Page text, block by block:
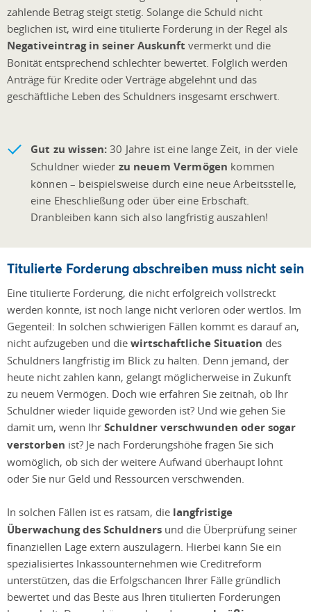
zahlende Betrag steigt stetig. Solange die Schuld nicht
beglichen ist, wird eine titulierte Forderung in der Regel als
Negativeintrag in seiner Auskunft vermerkt und die
Bonität entsprechend schlechter bewertet. Folglich werden
Anträge für Kredite oder Verträge abgelehnt und das
geschäftliche Leben des Schuldners insgesamt erschwert.
Gut zu wissen:30 Jahre ist eine lange Zeit, in der viele
Schuldner wieder zu neuem Vermögen kommen
können – beispielsweise durch eine neue Arbeitsstelle,
eine Eheschließung oder über eine Erbschaft.
Dranbleiben kann sich also langfristig auszahlen!
Titulierte Forderung abschreiben muss nicht sein
Eine titulierte Forderung, die nicht erfolgreich vollstreckt
werden konnte, ist noch lange nicht verloren oder wertlos. Im
Gegenteil: In solchen schwierigen Fällen kommt es darauf an,
nicht aufzugeben und die wirtschaftliche Situation des
Schuldners langfristig im Blick zu halten. Denn jemand, der
heute nicht zahlen kann, gelangt möglicherweise in Zukunft
zu neuem Vermögen. Doch wie erfahren Sie zeitnah, ob Ihr
Schuldner wieder liquide geworden ist? Und wie gehen Sie
damit um, wenn Ihr Schuldner verschwunden oder sogar
verstorben ist? Je nach Forderungshöhe fragen Sie sich
womöglich, ob sich der weitere Aufwand überhaupt lohnt
oder Sie nur Geld und Ressourcen verschwenden.
In solchen Fällen ist es ratsam, die langfristige
Überwachung des Schuldners und die Überprüfung seiner
finanziellen Lage extern auszulagern. Hierbei kann Sie ein
spezialisiertes Inkassounternehmen wie Creditreform
unterstützen, das die Erfolgschancen Ihrer Fälle gründlich
bewertet und das Beste aus Ihren titulierten Forderungen